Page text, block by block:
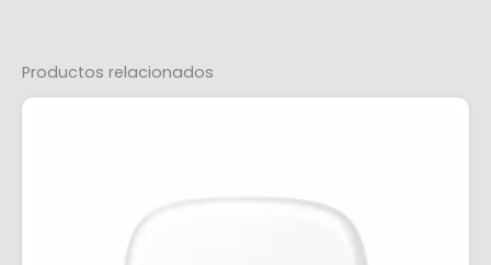
Productos relacionados